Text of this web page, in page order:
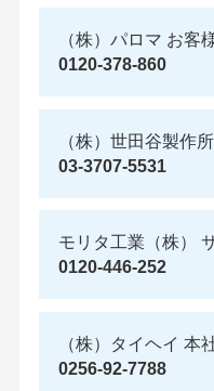
（株）パロマ お客
0120-378-860
（株）世田谷製作
03-3707-5531
モリタ工業（株）
0120-446-252
（株）タイヘイ 本
0256-92-7788